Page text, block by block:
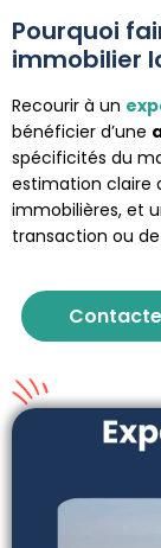
Pourquoi
immobilier
Recourir à un
bénéficier d’une
spécificités du
estimation claire
immobilières, et
transaction ou